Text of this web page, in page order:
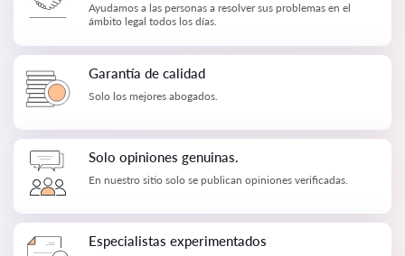
Ayudamos a las personas a resolver sus problemas en el
ámbito legal todos los días.
Garantía de calidad
Solo los mejores abogados.
Solo opiniones genuinas.
En nuestro sitio solo se publican opiniones verificadas.
Especialistas experimentados